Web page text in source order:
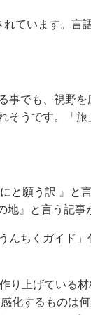
ています。言
事でも、視野
そうです。「
と願う訳 』と
地』と言う記事
んちくガイド
上げている材
化するものは